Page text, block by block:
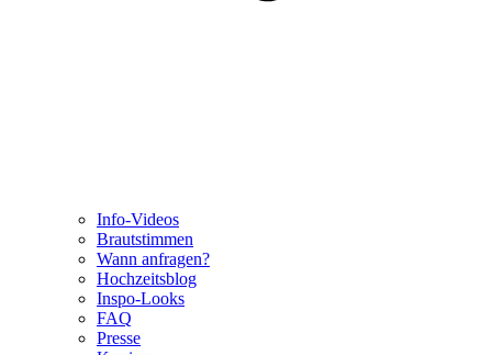
Info-Videos
Brautstimmen
Wann anfragen?
Hochzeitsblog
Inspo-Looks
FAQ
Presse